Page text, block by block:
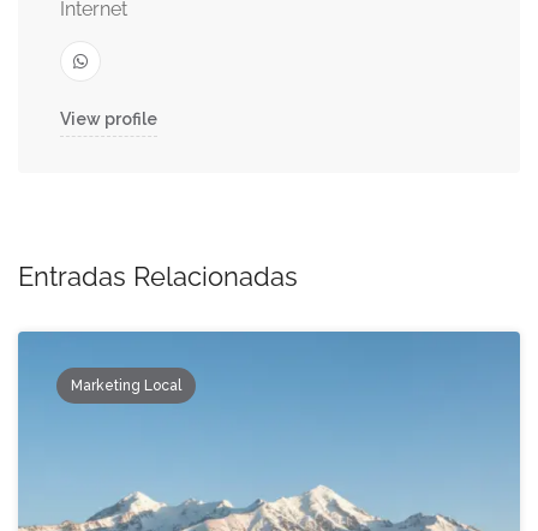
Internet
View profile
Entradas Relacionadas
Marketing Local